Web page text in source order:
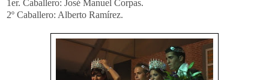
1er. Caballero: José Manuel Corpas.
2º Caballero: Alberto Ramírez.